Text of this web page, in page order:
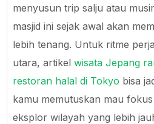
menyusun trip salju atau
masjid ini sejak awal akan
lebih tenang. Untuk ritme
utara, artikelwisata Jepang
restoran halal di Tokyo bisa
kamu memutuskan mau
eksplor wilayah yang lebih